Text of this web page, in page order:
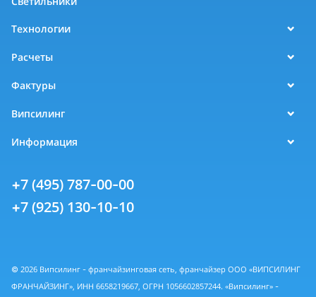
Технологии
Расчеты
Фактуры
Випсилинг
Информация
+7 (495) 787-00-00
+7 (925) 130-10-10
© 2026 Випсилинг - франчайзинговая сеть, франчайзер ООО «ВИПСИЛИНГ
ФРАНЧАЙЗИНГ», ИНН 6658219667, ОГРН 1056602857244. «Випсилинг» -